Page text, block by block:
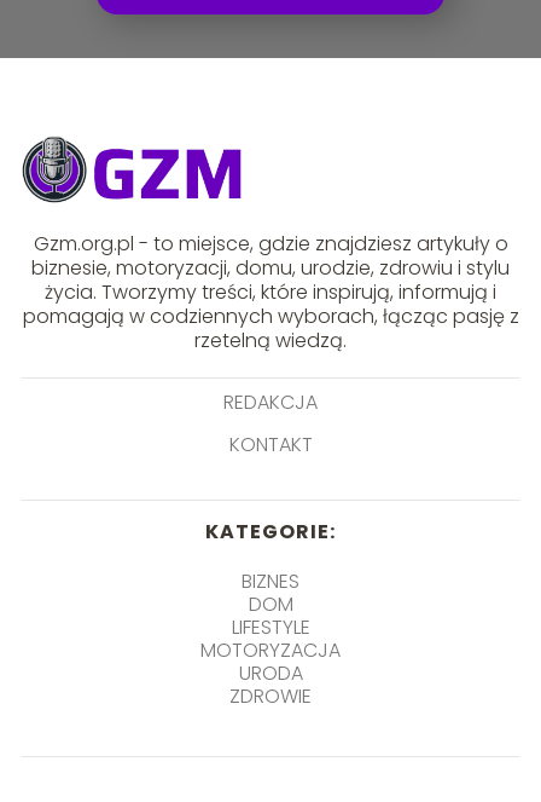
Gzm.org.pl - to miejsce, gdzie znajdziesz artykuły o
biznesie, motoryzacji, domu, urodzie, zdrowiu i stylu
życia. Tworzymy treści, które inspirują, informują i
pomagają w codziennych wyborach, łącząc pasję z
rzetelną wiedzą.
REDAKCJA
KONTAKT
KATEGORIE:
BIZNES
DOM
LIFESTYLE
MOTORYZACJA
URODA
ZDROWIE